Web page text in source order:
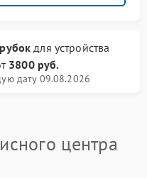
для устройства
3800 руб.
дату 09.08.2026
центра